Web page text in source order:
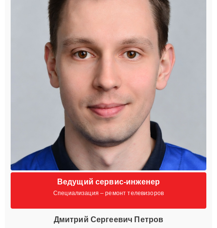
Ведущий сервис-инженер
Специализация – ремонт телевизоров
Дмитрий Сергеевич Петров